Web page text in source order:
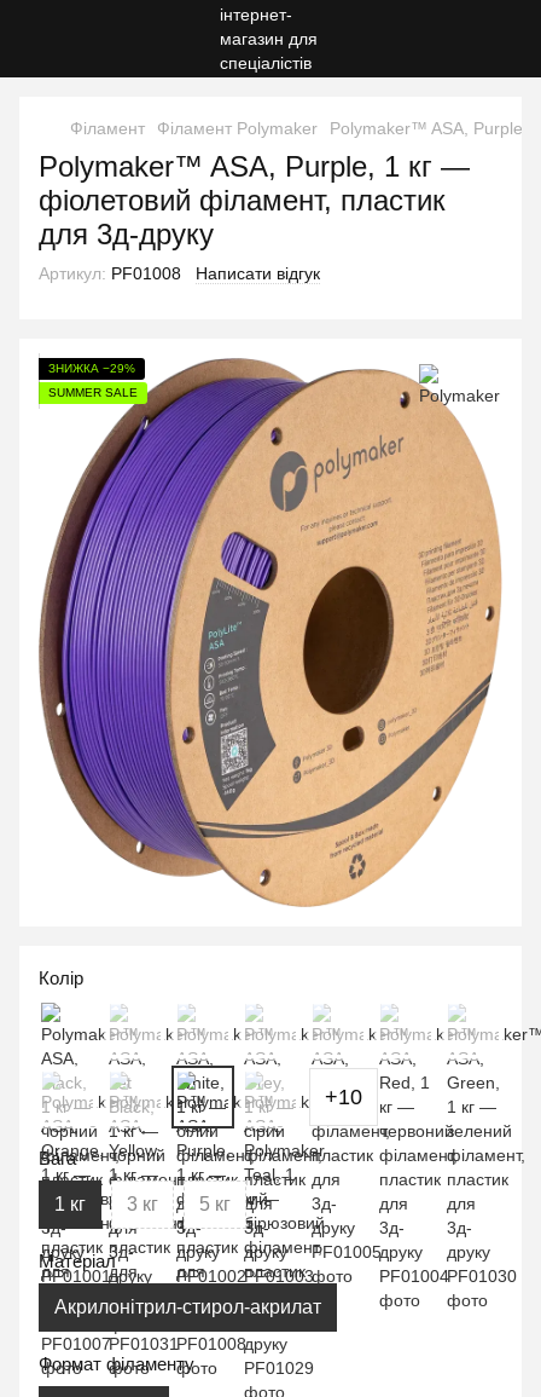
Філамент Філамент Polymaker Polymaker™ ASA, Purple,
Polymaker™ ASA, Purple, 1 кг —
фіолетовий філамент, пластик
для 3д-друку
Артикул: PF01008 Написати відгук
ЗНИЖКА −29%
SUMMER SALE
Колір
+10
Вага
1 кг 3 кг 5 кг
Матеріал
Акрилонітрил-стирол-акрилат
Формат філаменту